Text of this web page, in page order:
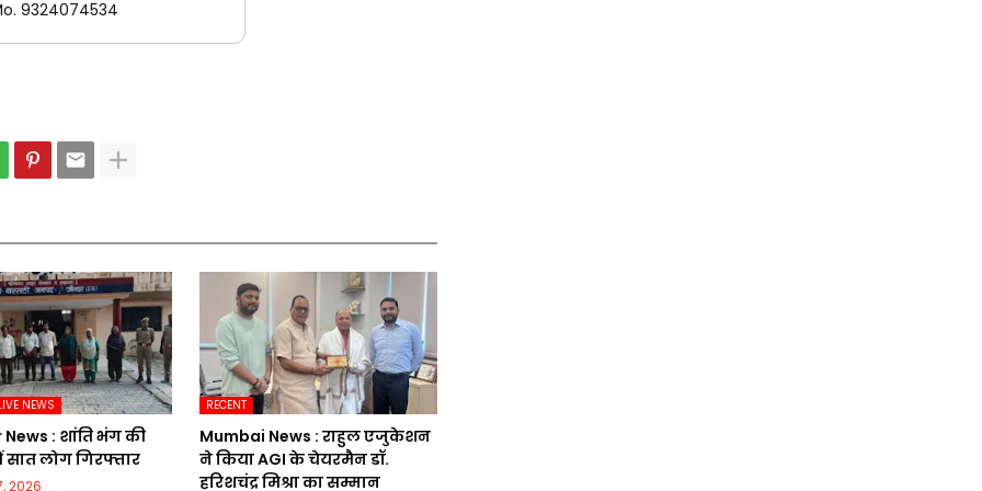
9324074534
NEWS
: शांति भंग की
लोग गिरफ्तार
2026
RECENT
Mumbai News : राहुल एजुकेशन
ने किया AGI के चेयरमैन डॉ.
हरिशचंद्र मिश्रा का सम्मान